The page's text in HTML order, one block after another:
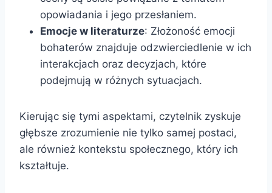
opowiadania i jego przesłaniem.
Emocje w literaturze: Złożoność emocji
bohaterów znajduje odzwierciedlenie w ich
interakcjach oraz decyzjach, które
podejmują w różnych sytuacjach.
Kierując się tymi aspektami, czytelnik zyskuje
głębsze zrozumienie nie tylko samej postaci,
ale również kontekstu społecznego, który ich
kształtuje.